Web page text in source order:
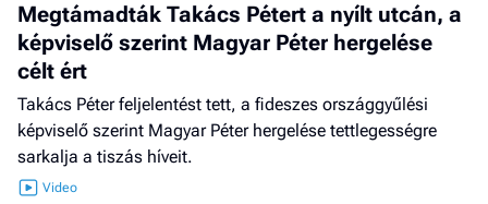
Megtámadták Takács Pétert a nyílt utcán, a
képviselő szerint Magyar Péter hergelése
célt ért
Takács Péter feljelentést tett, a fideszes országgyűlési
képviselő szerint Magyar Péter hergelése tettlegességre
sarkalja a tiszás híveit.